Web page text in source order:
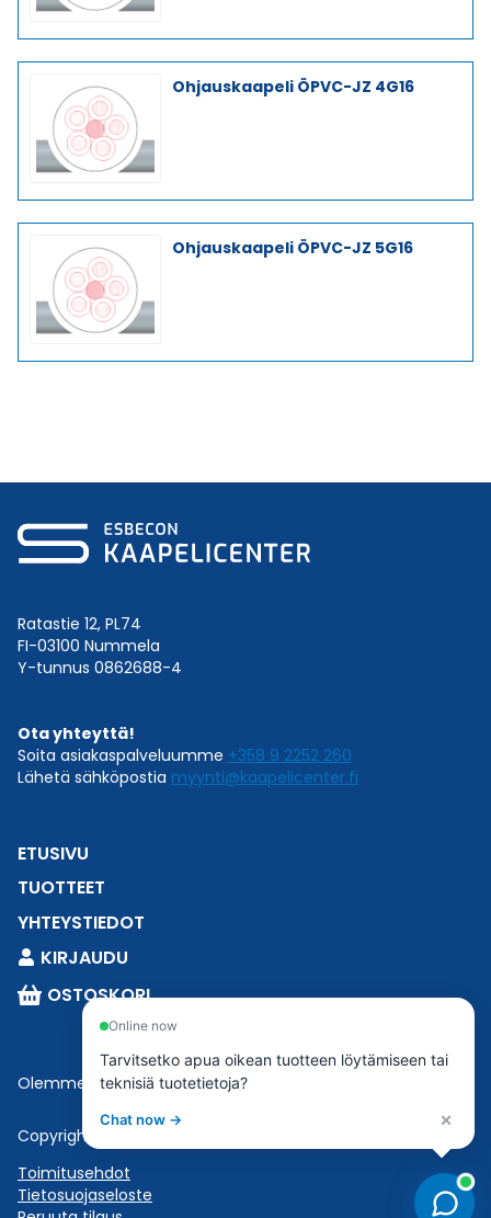
Ohjauskaapeli ÖPVC-JZ 4G16
Ohjauskaapeli ÖPVC-JZ 5G16
Ratastie 12, PL74
FI-03100 Nummela
Y-tunnus 0862688-4
Ota yhteyttä!
Soita asiakaspalveluumme +358 9 2252 260
Lähetä sähköpostia myynti@kaapelicenter.fi
ETUSIVU
TUOTTEET
YHTEYSTIEDOT
KIRJAUDU
OSTOSKORI
Olemme osaEsbeconia.
Copyright © 2023 Esbecon | All Rights Reserved
Toimitusehdot
Tietosuojaseloste
Online now
Tarvitsetko apua oikean tuotteen löytämiseen tai
teknisiä tuotetietoja?
Chat now → ×